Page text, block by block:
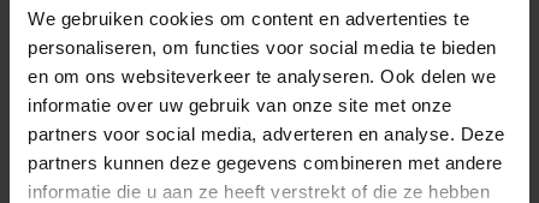
We gebruiken cookies om content en advertenties te
personaliseren, om functies voor social media te bieden
en om ons websiteverkeer te analyseren. Ook delen we
informatie over uw gebruik van onze site met onze
partners voor social media, adverteren en analyse. Deze
partners kunnen deze gegevens combineren met andere
informatie die u aan ze heeft verstrekt of die ze hebben
Topsportcentrum Almere, het zwembad en het
sportplein zijn mooie toevoegingen. Naast het grote
aantal (basis)scholen en winkels zijn er veel leuke
hotspots, zoals restaurants met terrassen aan het
Jolanda Niessen is gebiedsontwikkelaar bij de